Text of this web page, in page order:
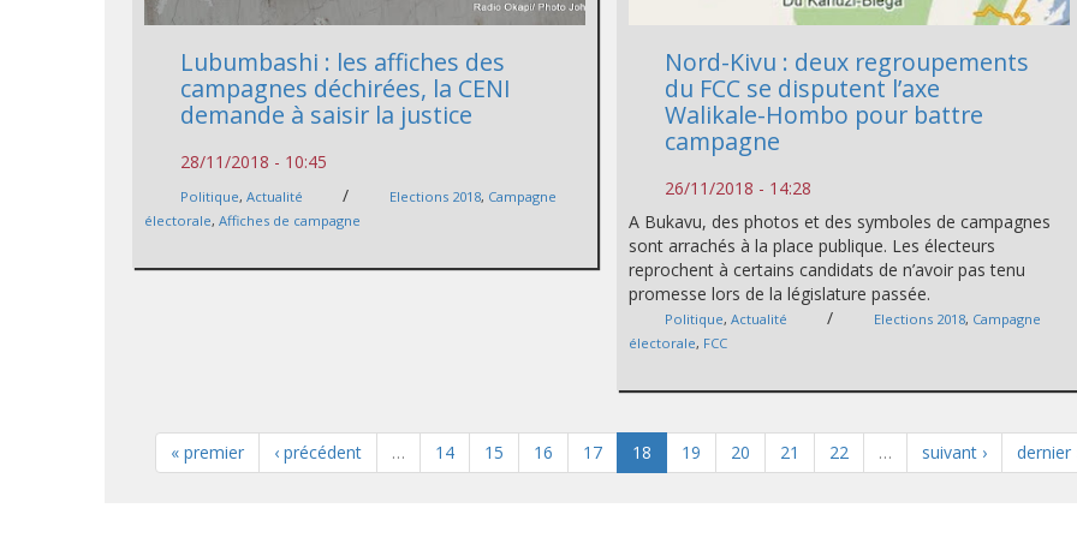
Lubumbashi : les affiches des
campagnes déchirées, la CENI
demande à saisir la justice
28/11/2018 - 10:45
Politique,Actualité / Elections 2018, Campagne
électorale,Affiches de campagne
Nord-Kivu : deux regroupements
du FCC se disputent l’axe
Walikale-Hombo pour battre
campagne
26/11/2018 - 14:28
A Bukavu, des photos et des symboles de campagnes
sont arrachés à la place publique. Les électeurs
reprochent à certains candidats de n’avoir pas tenu
promesse lors de la législature passée.
Politique,Actualité / Elections 2018, Campagne
électorale, FCC
« premier ‹ précédent … 14 15 16 17 18 19 20 21 22 … suivant › dernier